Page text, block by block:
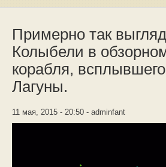
Примерно так
Колыбели в
корабля,
Лагуны.
11 мая, 2015 - 20:50 - adminfant